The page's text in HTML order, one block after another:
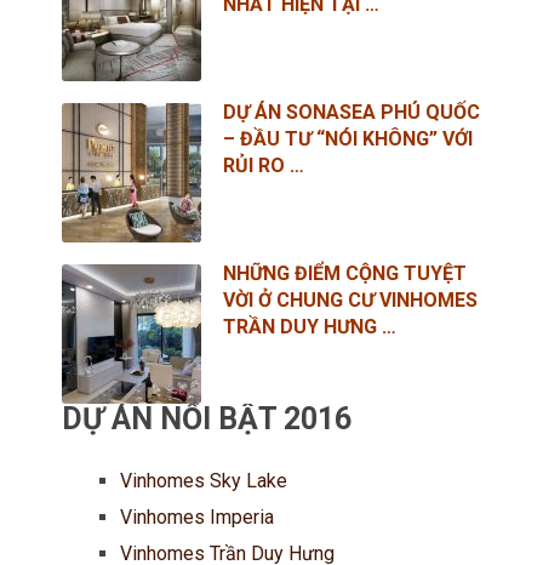
DỰ ÁN SONASEA PHÚ QUỐC
– ĐẦU TƯ “NÓI KHÔNG” VỚI
RỦI RO …
NHỮNG ĐIỂM CỘNG TUYỆT
VỜI Ở CHUNG CƯ VINHOMES
TRẦN DUY HƯNG …
DỰ ÁN NỔI BẬT 2016
Vinhomes Sky Lake
Vinhomes Imperia
Vinhomes Trần Duy Hưng